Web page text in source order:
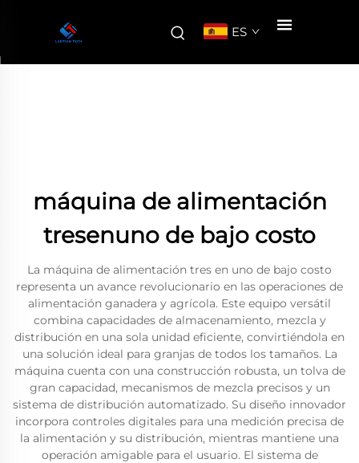
ES
máquina de alimentación
tresenuno de bajo costo
La máquina de alimentación tres en uno de bajo costo
representa un avance revolucionario en las operaciones de
alimentación ganadera y agrícola. Este equipo versátil
combina capacidades de almacenamiento, mezcla y
distribución en una sola unidad eficiente, convirtiéndola en
una solución ideal para granjas de todos los tamaños. La
máquina cuenta con una construcción robusta, un tolva de
gran capacidad, mecanismos de mezcla precisos y un
sistema de distribución automatizado. Su diseño innovador
incorpora controles digitales para una medición precisa de
la alimentación y su distribución, mientras mantiene una
operación amigable para el usuario. El sistema de